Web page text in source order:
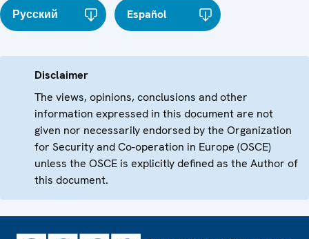
Русский Español
Disclaimer
The views, opinions, conclusions and other
information expressed in this document are not
given nor necessarily endorsed by the Organization
for Security and Co-operation in Europe (OSCE)
unless the OSCE is explicitly defined as the Author of
this document.